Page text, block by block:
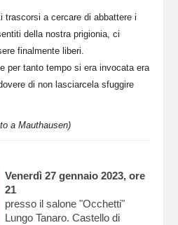
trascorsi a cercare di abbattere i
della nostra prigionia, ci
finalmente liberi.
per tanto tempo si era invocata era
di non lasciarcela sfuggire
a Mauthausen)
Venerdì 27 gennaio 2023, ore
21
presso il salone "Occhetti"
Lungo Tanaro. Castello di